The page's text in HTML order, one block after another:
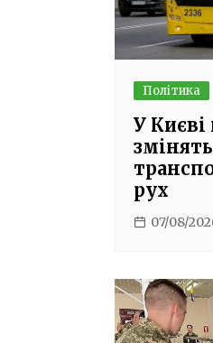
Політика
У Києві
рух
07/08/